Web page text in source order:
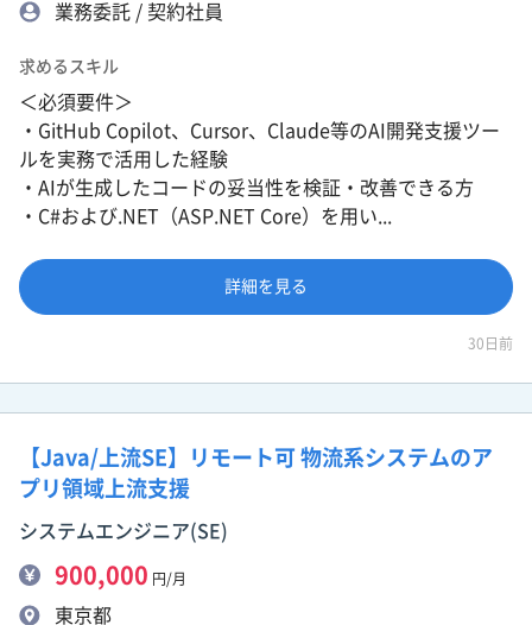
業務委託 / 契約社員
求めるスキル
＜必須要件＞
・GitHub Copilot、Cursor、Claude等のAI開発支援ツー
ルを実務で活用した経験
・AIが生成したコードの妥当性を検証・改善できる方
・C#および.NET（ASP.NET Core）を用い...
詳細を見る
30日前
【Java/上流SE】リモート可 物流系システムのア
プリ領域上流支援
システムエンジニア(SE)
900,000 円/月
東京都